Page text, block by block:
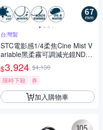
台灣製
STC電影感1/4柔焦Cine Mist V
ariable黑柔霧可調減光鏡ND2-
1024黑柔焦67mm濾鏡985234
(雙面防污鍍膜+德國SCHOTT
玻璃)VND濾鏡
$3,924 $4,130
限時下殺
券
加入購物車